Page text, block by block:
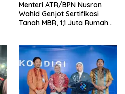
Menteri ATR/BPN Nusron
Wahid Genjot Sertifikasi
Tanah MBR, 1,1 Juta Rumah